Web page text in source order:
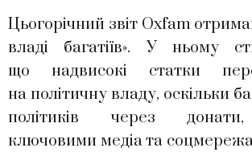
Цьогорічний звіт Oxfam
владі багатіїв». У ньому
що надвисокі статки
на політичну владу, оскільки
політиків через
ключовими медіа та